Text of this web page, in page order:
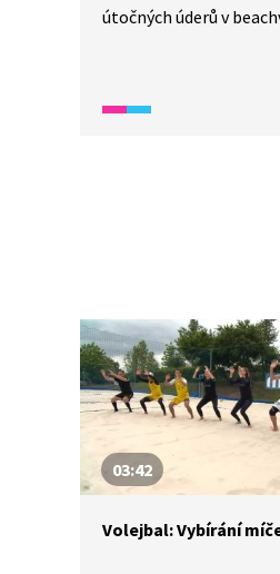
útočných úderů v
03:42
Volejbal: Vybírání